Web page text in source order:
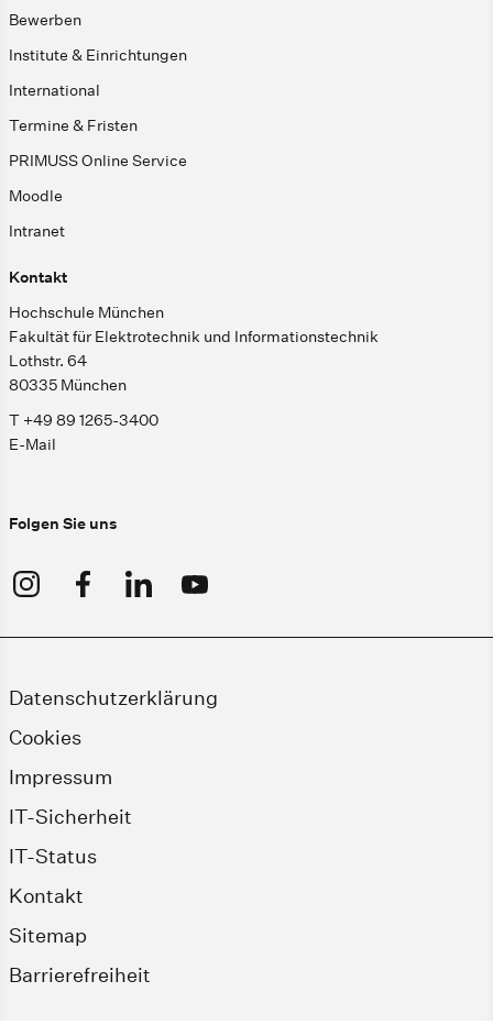
Bewerben
Institute & Einrichtungen
International
Termine & Fristen
PRIMUSS Online Service
Moodle
Intranet
Kontakt
Hochschule München
Fakultät für Elektrotechnik und Informationstechnik
Lothstr. 64
80335 München
T +49 89 1265-3400
E-Mail
Folgen Sie uns
Datenschutzerklärung
Cookies
Impressum
IT-Sicherheit
IT-Status
Kontakt
Sitemap
Barrierefreiheit